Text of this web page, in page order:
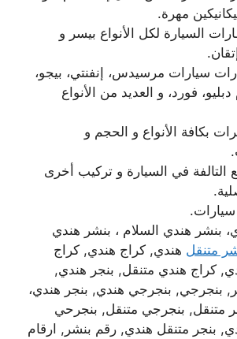
مهرة.
السيارة لكل الأنواع بيسر و
سيارات مرسيدس، إنفنتي، بيجو،
فورد، و العديد من الأنواع
بكافة الأنواع و الحجم و
التالفة في السيارة و تركيب أخرى
بنشر هندي السلام ، بنشر هندي
متنقل هندي, كراج هندي, كراج
كراج هندي متنقل, بنجر هندي,
بنجرجي, بنجرجي هندي, بنجر هندي،
متنقل, بنجرجي متنقل, بنجرحي
بنجر متنقل هندي, رقم بنشر, ارقام